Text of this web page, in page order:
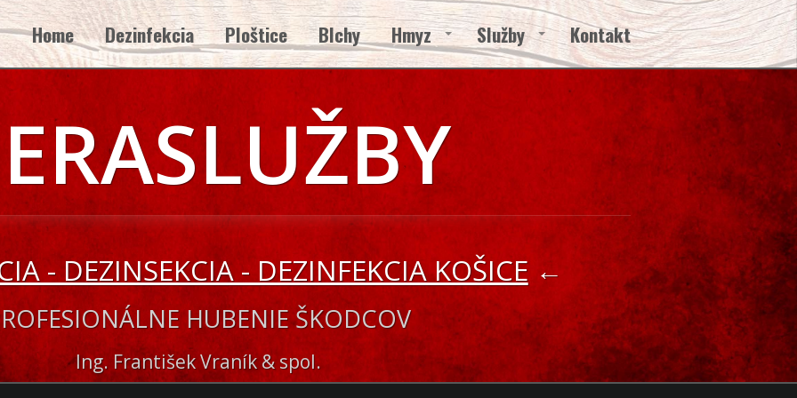
Home Dezinfekcia Ploštice Blchy Hmyz Služby Kontakt
- DEZINSEKCIA - DEZINFEKCIA KOŠICE←
HUBENIE ŠKODCOV
Ing. František Vraník & spol.